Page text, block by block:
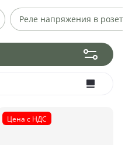
Реле напряжения в
Цена с НДС